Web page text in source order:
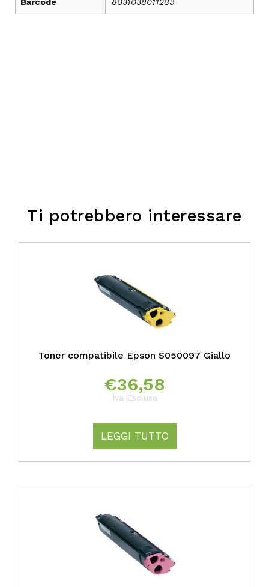
Ti potrebbero interessare
Toner compatibile Epson S050097 Giallo
€36,58
Iva Esclusa
LEGGI TUTTO